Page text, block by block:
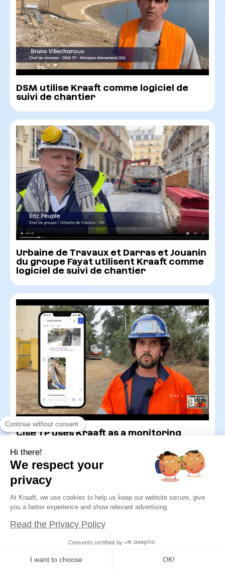
DSM utilise Kraaft comme logiciel de
suivi de chantier
Urbaine de Travaux et Darras et Jouanin
du groupe Fayat utilisent Kraaft comme
logiciel de suivi de chantier
Cise TP uses Kraaft as a monitoring
Ensio utilise Kraaft comme logiciel de
Continue without consent
Hi there!
We respect your
privacy
At Kraaft, we use cookies to help us keep our website secure, give
you a better experience and show relevant advertising.
Read the Privacy Policy
Consents certified by
I want to choose OK!